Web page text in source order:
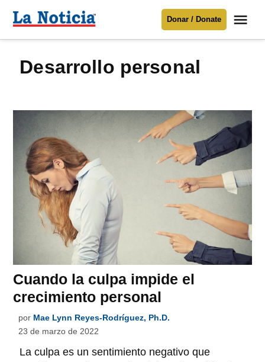
Para mantenerte informado necesitamos
contenido
Noticia
Donar / Donate
desarrollo personal
Cuando la culpa impide el
crecimiento personal
por Mae Lynn Reyes-Rodríguez, Ph.D.
23 de marzo de 2022
La culpa es un sentimiento negativo que